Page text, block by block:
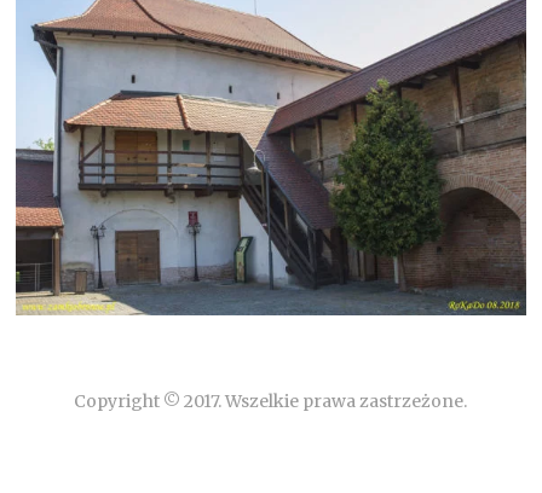
Copyright © 2017. Wszelkie prawa zastrzeżone.